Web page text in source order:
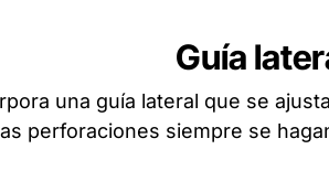
Guía
una guía lateral que se
perforaciones siempre se